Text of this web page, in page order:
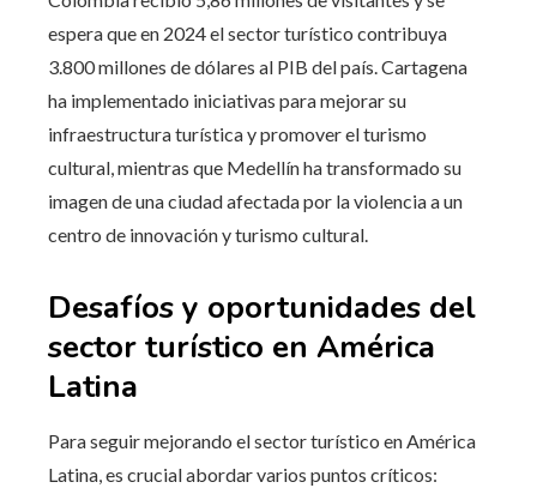
espera que en 2024 el sector turístico contribuya
3.800 millones de dólares al PIB del país. Cartagena
ha implementado iniciativas para mejorar su
infraestructura turística y promover el turismo
cultural, mientras que Medellín ha transformado su
imagen de una ciudad afectada por la violencia a un
centro de innovación y turismo cultural.
Desafíos y oportunidades del
sector turístico en América
Latina
Para seguir mejorando el sector turístico en América
Latina, es crucial abordar varios puntos críticos: